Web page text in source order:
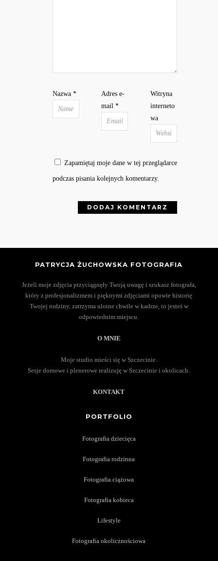
Nazwa *
Adres e-
mail*
Witryna
interneto
wa
Zapamiętaj moje dane w tej przeglądarce
podczas pisania kolejnych komentarzy.
PATRYCJA ŻUCHOWSKA FOTOGRAFIA
Jeżeli moje zdjęcia przyciągnęły Twoją uwagę i szukasz fotografa,
który z profesjonalizmem i pięknymi zdjęciami opowie historię
Twojej rodziny, zatrzyma ulotne chwile w kadrze, to jesteś w
odpowiednim miejscu.
O MNIE
Moje studio mieści się w Szczecinie.
Sesje domowe i plenerowe realizuję w Szczecinie i okolicach.
KONTAKT
PORTFOLIO
Fotografia dziecięca
Fotografia rodzinna
Fotografia ciążowa
Fotografia kobieca
Lifestyle
Fotografia okolicznościowa